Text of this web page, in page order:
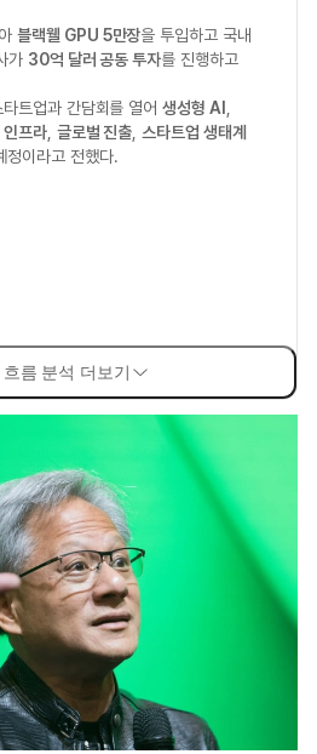
블랙웰 GPU 5만장을 투입하고 국내
가 30억 달러 공동 투자를 진행하고
트업과 간담회를 열어생성형 AI
프라, 글로벌 진출 스타트업 생태계
정이라고 전했다.
흐름 분석 더보기